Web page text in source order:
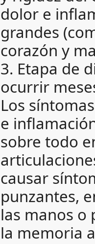
dolor e
grandes
corazón y
3. Etapa de
ocurrir
Los
e
sobre todo
causar
punzantes,
las manos o
la memoria